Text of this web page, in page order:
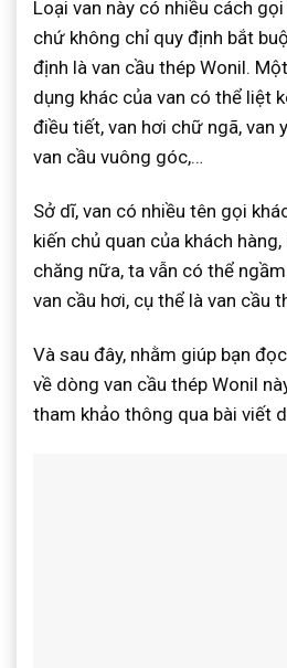
Loại van này có nhiều cách
chứ không chỉ quy định bắt
định là van cầu thép Wonil.
dụng khác của van có thể liệt
điều tiết, van hơi chữ ngã, van
van cầu vuông góc,…
Sở dĩ, van có nhiều tên gọi
kiến chủ quan của khách
chăng nữa, ta vẫn có thể
van cầu hơi, cụ thể là van cầu
Và sau đây, nhằm giúp bạn
về dòng van cầu thép Wonil
tham khảo thông qua bài viết